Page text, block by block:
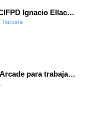
Presentación IES CIFPD Ignacio Ellacuría
Instala MakeCode Arcade para trabajar offline en tu tablet, ordenador, Chromebook